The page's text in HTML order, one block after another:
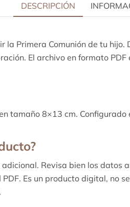
DESCRIPCIÓN
la Primera Comunión de tu
El archivo en formato
tamaño 8×13 cm.
Revisa bien los
Es un producto digital, no